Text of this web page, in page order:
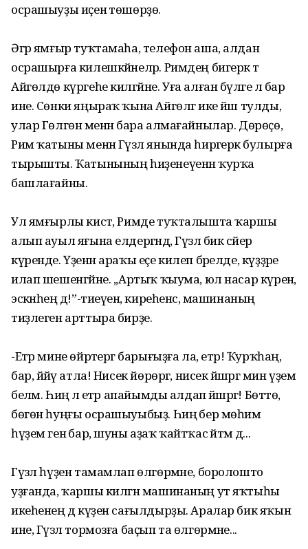
осрашыуҙы иҫенә төшөрҙө.
Әгәр ямғыр туҡтамаһа, телефон аша, алдан
осрашырға килешкәйнеләр. Римдең бигерәк тә
Айгөлдө күргеһе килгәйне. Уға алған бүләге лә бар
ине. Сөнки яңыраҡ ҡына Айгөлгә ике йәш тулды, ә
улар Гөлгөнә менән бара алмағайнылар. Дөрөҫө,
Рим ҡатыны менән Гүзәл янында һирәгерәк булырға
тырышты. Ҡатынының һиҙенеүенән ҡурҡа
башлағайны.
Ул ямғырлы кистә, Римде туҡталышта ҡаршы
алып ауыл яғына елдергәндә, Гүзәл бик сәйер
күренде. Үҙенән араҡы еҫе килеп бәрелде, күҙҙәре
илап шешенгәйне. ,,Артыҡ ҡыума, юл насар күренә,
эскәнһең дә!”-тиеүенә, киреһенсә, машинаның
тиҙлеген арттыра бирҙе.
-Етәр мине өйрәтергә барығыҙға ла, етәр! Ҡурҡһаң,
бар, йәйәү атла! Нисек йөрөргә, нисек йәшәргә мин үҙем
беләм. Һиңә лә етәр апайымды алдап йәшәргә! Бөттө,
бөгөн һуңғы осрашыуыбыҙ. Һиңә бер мөһим
һүҙем генә бар, шуны аҙаҡ ҡайтҡас әйтәм дә...
Гүзәл һүҙен тамамлап өлгөрмәне, боролошто
уҙғанда, ҡаршы килгән машинаның ут яҡтыһы
икеһенең дә күҙен сағылдырҙы. Аралар бик яҡын
ине, Гүзәл тормозға баҫып та өлгөрмәне...